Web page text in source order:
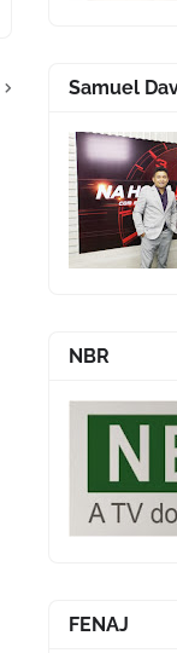
Samuel
NBR
FENAJ